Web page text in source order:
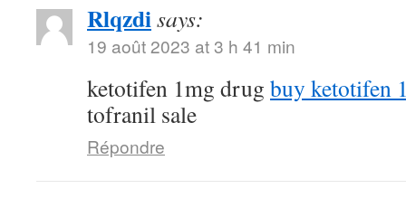
Rlqzdisays:
19 août 2023 at 3 h 41 min
ketotifen 1mg drug buy ketotifen
tofranil sale
Répondre